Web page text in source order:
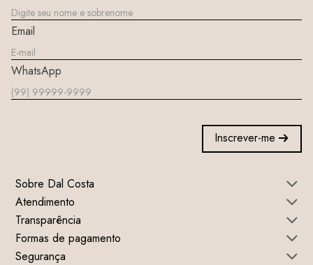
Email
WhatsApp
Inscrever-me
Sobre Dal Costa
Atendimento
Transparência
Formas de pagamento
Segurança